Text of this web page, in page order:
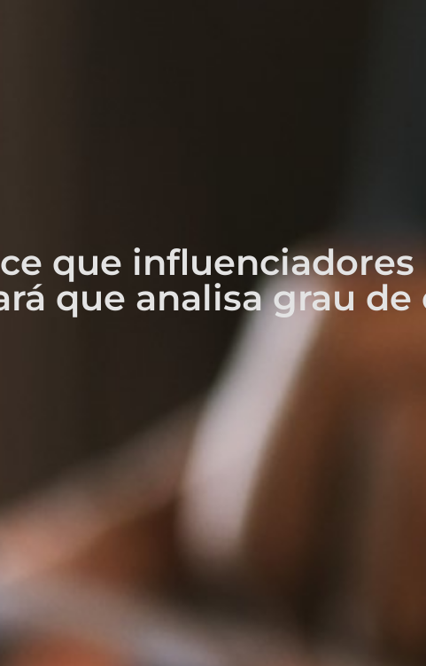
que
que analisa grau de